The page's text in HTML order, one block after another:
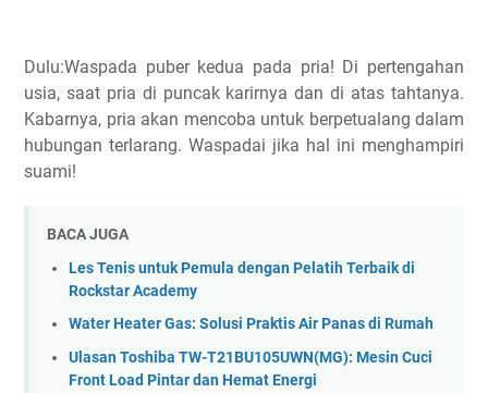
Dulu:Waspada puber kedua pada pria! Di pertengahan
usia, saat pria di puncak karirnya dan di atas tahtanya.
Kabarnya, pria akan mencoba untuk berpetualang dalam
hubungan terlarang. Waspadai jika hal ini menghampiri
suami!
BACA JUGA
Les Tenis untuk Pemula dengan Pelatih Terbaik di
Rockstar Academy
Water Heater Gas: Solusi Praktis Air Panas di Rumah
Ulasan Toshiba TW-T21BU105UWN(MG): Mesin Cuci
Front Load Pintar dan Hemat Energi